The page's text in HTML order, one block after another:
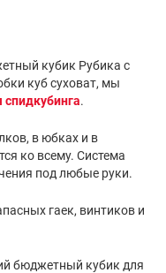
кубик Рубика с
куб суховат, мы
.
в юбках и в
ко всему. Система
под любые руки.
гаек, винтиков и
бюджетный кубик для